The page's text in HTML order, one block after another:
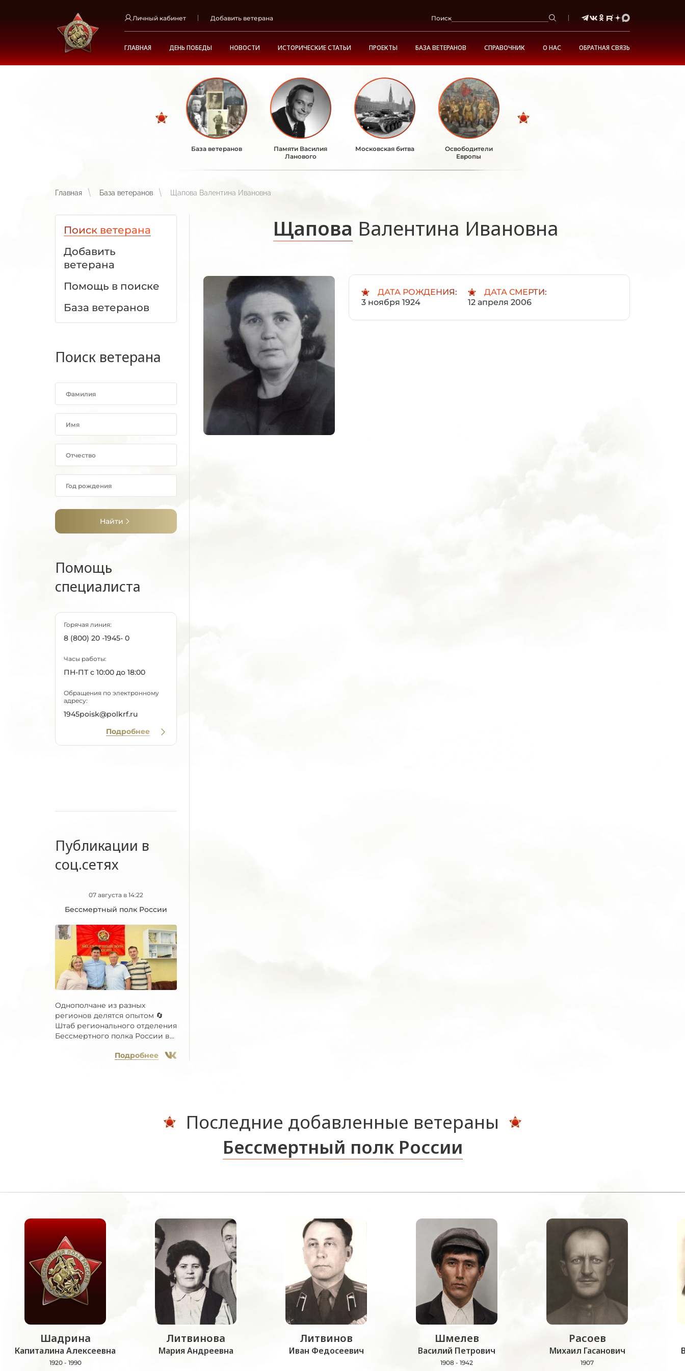
Личный кабинет Добавить ветерана Поиск
ГЛАВНАЯ ДЕНЬ ПОБЕДЫ НОВОСТИ ИСТОРИЧЕСКИЕ СТАТЬИ ПРОЕКТЫ БАЗА ВЕТЕРАНОВ СПРАВОЧНИК О НАС ОБРАТНАЯ СВЯЗЬ
База ветеранов
Памяти Василия
Ланового
Московская битва
Освободители
Европы
Главная База ветеранов Щапова Валентина Ивановна
Поиск ветерана
Добавить
ветерана
Помощь в поиске
База ветеранов
Поиск ветерана
Найти
Помощь
специалиста
Горячая линия:
8 (800) 20 -1945- 0
Часы работы:
ПН-ПТ с 10:00 до 18:00
Обращения по электронному
адресу:
1945poisk@polkrf.ru
Подробнее
Публикации в
соц.сетях
07 августа в 14:22
Бессмертный полк России
Однополчане из разных
регионов делятся опытом 🔄
Штаб регионального отделения
Бессмертного полка России в...
Подробнее
Щапова Валентина Ивановна
ДАТА РОЖДЕНИЯ:
3 ноября 1924
ДАТА СМЕРТИ:
12 апреля 2006
Последние добавленные ветераны
Бессмертный полк России
Шадрина
Капиталина Алексеевна
1920 - 1990
Литвинова
Мария Андреевна
Литвинов
Иван Федосеевич
Шмелев
Василий Петрович
1908 - 1942
Расоев
Михаил Гасанович
1907